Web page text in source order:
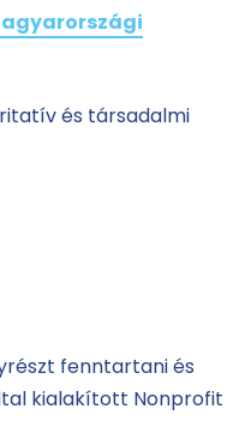
és társadalmi
fenntartani és
kialakított Nonprofit